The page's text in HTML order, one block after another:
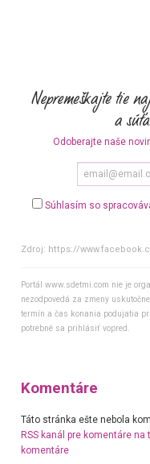
Odoberajte naše
Súhlasím so
Zdroj: https://
Portál www.sdetmi.com nie je
nezodpovedá za zmeny
termín a čas konania podujatia
potrebné sa prihlásiť vopred.
Komentáre
Táto stránka ešte nebola
RSS kanál pre komentáre
komentáre